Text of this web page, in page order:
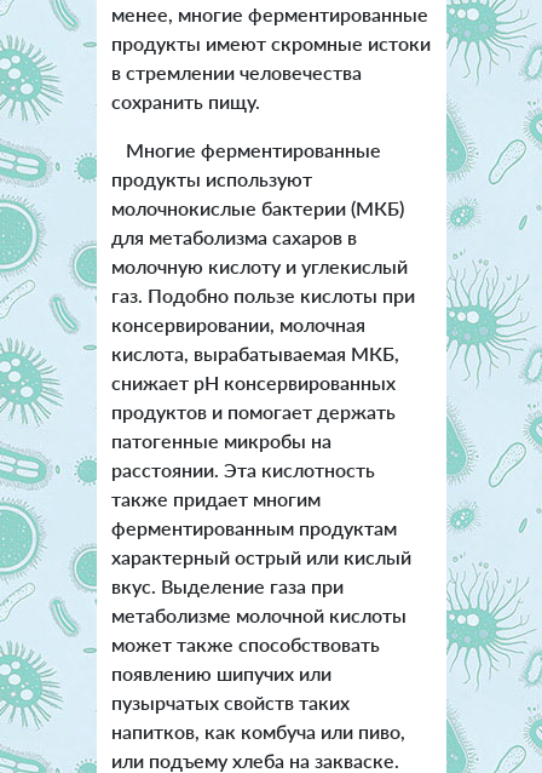
менее, многие ферментированные
продукты имеют скромные истоки
в стремлении человечества
сохранить пищу.
Многие ферментированные
продукты используют
молочнокислые бактерии (МКБ)
для метаболизма сахаров в
молочную кислоту и углекислый
газ. Подобно пользе кислоты при
консервировании, молочная
кислота, вырабатываемая МКБ,
снижает pH консервированных
продуктов и помогает держать
патогенные микробы на
расстоянии. Эта кислотность
также придает многим
ферментированным продуктам
характерный острый или кислый
вкус. Выделение газа при
метаболизме молочной кислоты
может также способствовать
появлению шипучих или
пузырчатых свойств таких
напитков, как комбуча или пиво,
или подъему хлеба на закваске.